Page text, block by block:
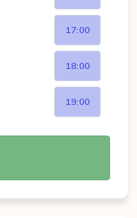
17:00
18:00
19:00